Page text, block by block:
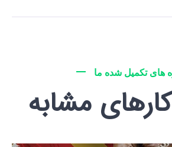
های تکمیل شده ما
مشابه